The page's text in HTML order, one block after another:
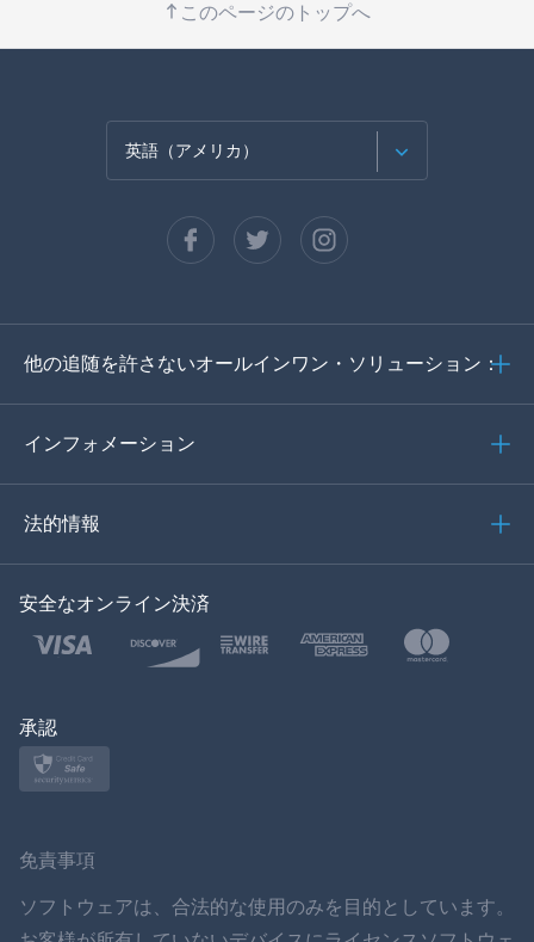
このページのトップへ
英語（アメリカ）
スペイン語
ドイツ語
イタリア語
トルコ語
ポーランド語
ภาษาไทย
他の追随を許さないオールインワン・ソリューション：
インフォメーション
法的情報
安全なオンライン決済
承認
免責事項
ソフトウェアは、合法的な使用のみを目的としています。